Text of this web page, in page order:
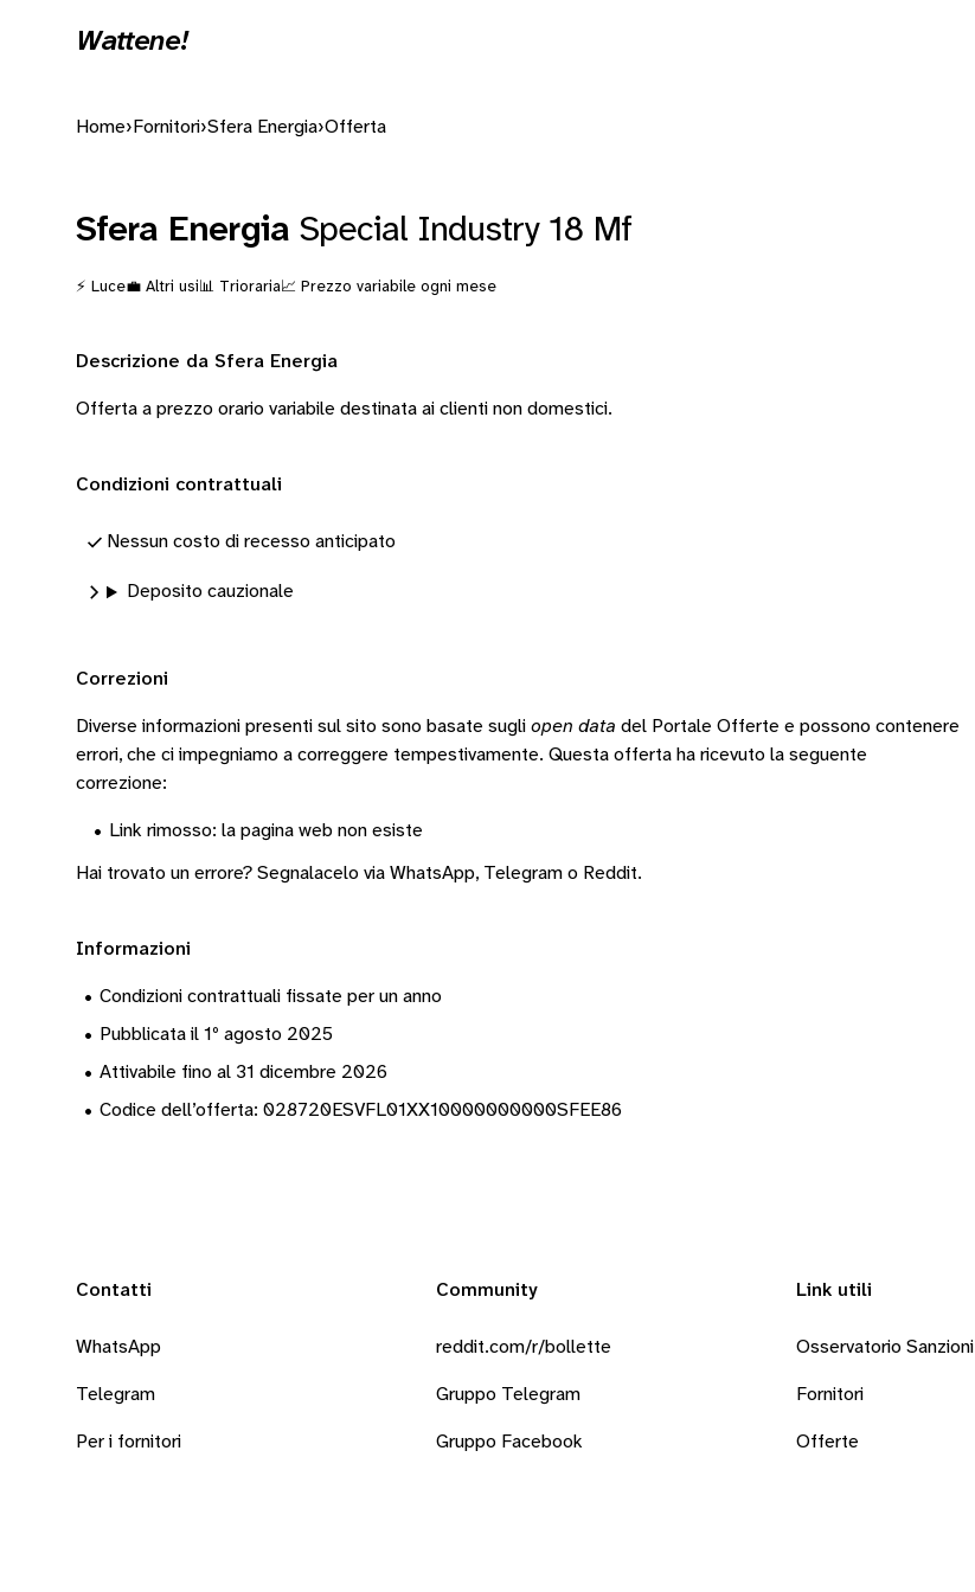
Wattene!
Home› Fornitori›Sfera Energia›Offerta
Sfera Energia Special Industry 18 Mf
⚡ Luce💼 Altri usi📊 Trioraria📈 Prezzo variabile ogni mese
Descrizione da Sfera Energia
Offerta a prezzo orario variabile destinata ai clienti non domestici.
Condizioni contrattuali
Nessun costo di recesso anticipato
Deposito cauzionale
Correzioni
Diverse informazioni presenti sul sito sono basate sugli open data del Portale Offerte e possono contenere
errori, che ci impegniamo a correggere tempestivamente. Questa offerta ha ricevuto la seguente
correzione:
• Link rimosso: la pagina web non esiste
Hai trovato un errore? Segnalacelo via WhatsApp, Telegram o Reddit.
Informazioni
• Condizioni contrattuali fissate per un anno
• Pubblicata il 1º agosto 2025
• Attivabile fino al 31 dicembre 2026
• Codice dell’offerta: 028720ESVFL01XX10000000000SFEE86
Contatti
WhatsApp
Telegram
Per i fornitori
Community
reddit.com/r/bollette
Gruppo Telegram
Gruppo Facebook
Link utili
Osservatorio Sanzioni
Fornitori
Offerte